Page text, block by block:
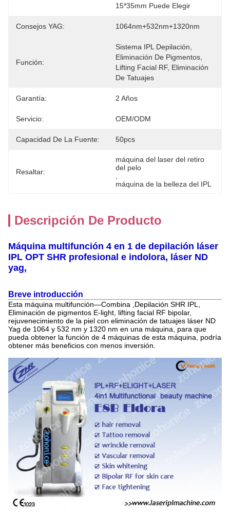
15*35mm Puede Elegir
Consejos YAG: 1064nm+532nm+1320nm
Función:
Sistema IPL Depilación,
Eliminación De Pigmentos,
Lifting Facial RF, Eliminación
De Tatuajes
Garantía: 2 Años
Servicio: OEM/ODM
Capacidad De La Fuente: 50pcs
Resaltar:
máquina del laser del retiro
del pelo
máquina de la belleza del IPL
Descripción De Producto
Máquina multifunción 4 en 1 de depilación láser
IPL OPT SHR profesional e indolora, láser ND
yag,
Breve introducción
Esta máquina multifunción—Combina
,Depilación SHR IPL,
Eliminación de pigmentos E-light, lifting facial RF bipolar,
rejuvenecimiento de la piel con eliminación de tatuajes láser ND
Yag de 1064 y 532 nm y 1320 nm en una máquina, para que
pueda obtener la función de 4 máquinas de esta máquina, podría
obtener más beneficios con menos inversión.